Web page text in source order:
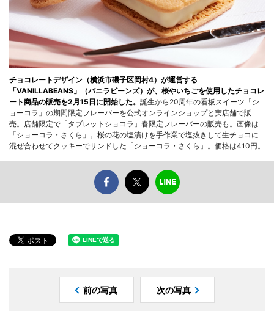
チョコレートデザイン（横浜市磯子区岡村4）が運営する
「VANILLABEANS」（バニラビーンズ）が、桜やいちごを使用したチョコレ
ート商品の販売を2月15日に開始した。 誕生から20周年の看板スイーツ「シ
ョーコラ」の期間限定フレーバーを公式オンラインショップと実店舗で販
売。店舗限定で「タブレットショコラ」春限定フレーバーの販売も。画像は
「ショーコラ・さくら」。桜の花の塩漬けを手作業で塩抜きして生チョコに
混ぜ合わせてクッキーでサンドした「ショーコラ・さくら」。価格は410円。
前の写真 次の写真